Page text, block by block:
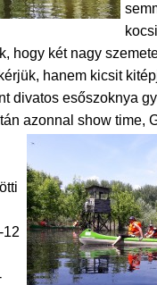
hogy két nagy
hanem kicsit
divatos esőszoknya
azonnal show time,
12